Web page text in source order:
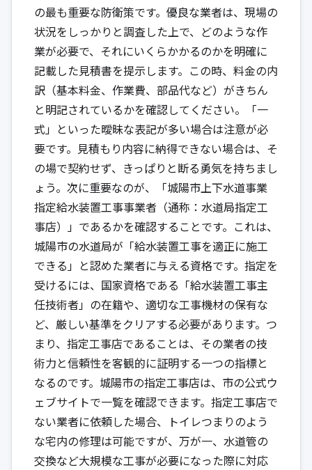
の最も重要な防衛策です。優良な業者は、現場の
状況をしっかりと調査した上で、どのような作
業が必要で、それにいくらかかるのかを明確に
記載した見積書を提示します。この時、料金の内
訳（基本料金、作業費、部品代など）がきちん
と明記されているかを確認してください。「一
式」といった曖昧な表記が多い場合は注意が必
要です。見積もり内容に納得できない場合は、そ
の場で契約せず、きっぱりと断る勇気を持ちまし
ょう。次に重要なのが、「城陽市上下水道事業
指定給水装置工事事業者（通称：水道局指定工
事店）」であるかを確認することです。これは、
城陽市の水道局が「給水装置工事を適正に施工
できる」と認めた業者に与える資格です。指定を
受けるには、国家資格である「給水装置工事主
任技術者」の在籍や、適切な工事機材の保有な
ど、厳しい基準をクリアする必要があります。つ
まり、指定工事店であることは、その業者の技
術力と信頼性を客観的に証明する一つの指標と
なるのです。城陽市の指定工事店は、市の公式ウ
ェブサイトで一覧を確認できます。指定工事店で
ない業者に依頼した場合、トイレつまりのよう
な宅内の修理は可能ですが、万が一、水道管の
交換など大規模な工事が必要になった際に対応